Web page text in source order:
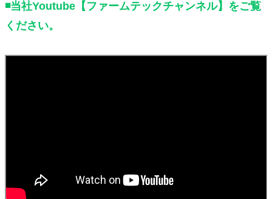
◾️当社Youtube【ファームテックチャンネル】をご覧
ください。